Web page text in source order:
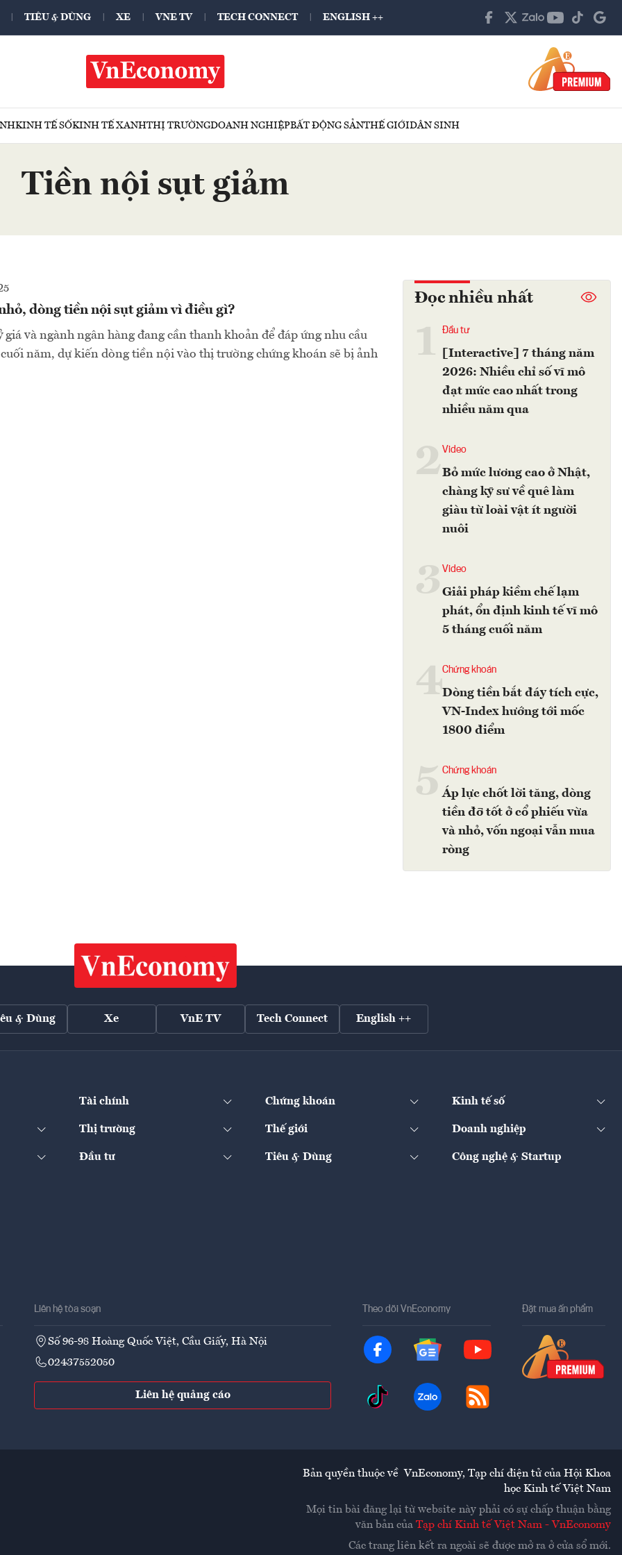
TIÊU & DÙNG XE VNE TV TECH CONNECT ENGLISH ++
KINH TẾ SỐKINH TẾ XANHTHỊ TRƯỜNGDOANH NGHIỆPBẤT ĐỘNG SẢNTHẾ GIỚIDÂN SINH
Tiền nội sụt giảm
dòng tiền nội sụt giảm vì điều gì?
giá và ngành ngân hàng đang cần thanh khoản để đáp ứng nhu cầu
năm, dự kiến dòng tiền nội vào thị trường chứng khoán sẽ bị ảnh
Đọc nhiều nhất
Đầu tư
[Interactive] 7 tháng năm
2026: Nhiều chỉ số vĩ mô
đạt mức cao nhất trong
nhiều năm qua
2Video
Bỏ mức lương cao ở Nhật,
chàng kỹ sư về quê làm
giàu từ loài vật ít người
nuôi
Video
Giải pháp kiềm chế lạm
phát, ổn định kinh tế vĩ mô
5 tháng cuối năm
4Chứng khoán
Dòng tiền bắt đáy tích cực,
VN-Index hướng tới mốc
1800 điểm
Chứng khoán
Áp lực chốt lời tăng, dòng
tiền đỡ tốt ở cổ phiếu vừa
và nhỏ, vốn ngoại vẫn mua
ròng
& Dùng Xe VnE TV Tech Connect English ++
Tài chính Chứng khoán Kinh tế số
Thị trường Thế giới Doanh nghiệp
Đầu tư Tiêu & Dùng Công nghệ & Startup
Liên hệ tòa soạn
Số 96-98 Hoàng Quốc Việt, Cầu Giấy, Hà Nội
02437552050
Liên hệ quảng cáo
Theo dõi VnEconomy Đặt mua ấn phẩm
Bản quyền thuộc về VnEconomy, Tạp chí điện tử của Hội Khoa
học Kinh tế Việt Nam
Mọi tin bài đăng lại từ website này phải có sự chấp thuận bằng
văn bản của Tạp chí Kinh tế Việt Nam - VnEconomy
Các trang liên kết ra ngoài sẽ được mở ra ở cửa sổ mới.